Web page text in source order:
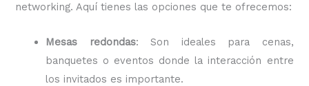
networking. Aquí tienes las opciones que te ofrecemos:
Mesas redondas: Son ideales para cenas,
banquetes o eventos donde la interacción entre
los invitados es importante.